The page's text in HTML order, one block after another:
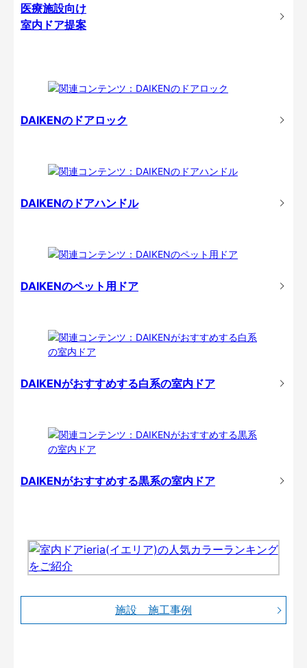
医療施設向け
室内ドア提案
DAIKENのドアロック
DAIKENのドアハンドル
DAIKENのペット用ドア
DAIKENがおすすめする白系の室内ドア
DAIKENがおすすめする黒系の室内ドア
施設 施工事例